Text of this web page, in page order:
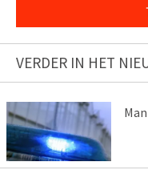
VERDER IN HET